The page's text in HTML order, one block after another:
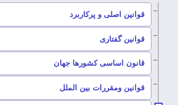
قوانین اصلی و پرکاربرد
قوانین گفتاری
قانون اساسی کشورها جهان
قوانین ومقررات بین الملل